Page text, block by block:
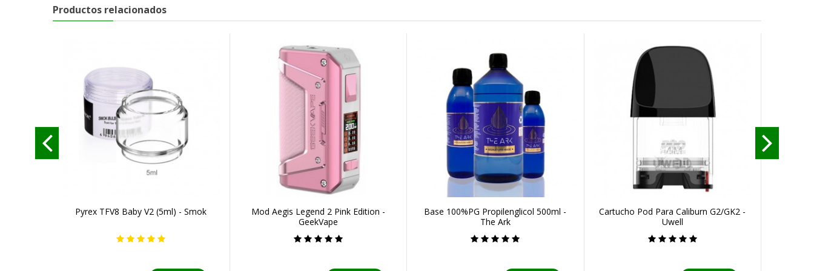
Productos relacionados
Pyrex TFV8 Baby V2 (5ml) - Smok
Mod Aegis Legend 2 Pink Edition -
GeekVape
Base 100%PG Propilenglicol 500ml -
The Ark
Cartucho Pod Para Caliburn G2/GK2 -
Uwell